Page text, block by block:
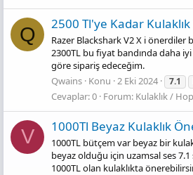
Q 2500 Tl'ye Kadar
Razer Blackshark V2 X i önerdiler
2300TL bu fiyat bandında daha
göre sipariş edeceğim.
Qwains Konu 2 Eki 2024 7.1
Cevaplar: 0 Forum: Kulaklık /
V 1000Tl Beyaz Kulaklık
1000TL bütçem var beyaz bir
beyaz olduğu için uzamsal ses
1000TL olan kulaklıkta